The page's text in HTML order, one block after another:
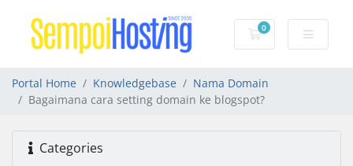
0
Shopping Cart
Portal Home Knowledgebase
Nama Domain
Bagaimana cara setting domain ke blogspot?
Categories